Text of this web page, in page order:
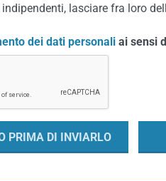
lasciare fra loro
dei dati personali ai sensi